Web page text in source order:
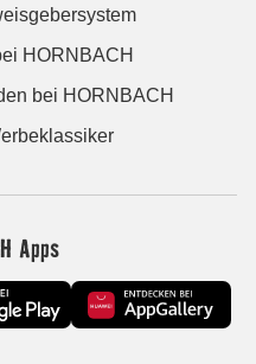
HORNBACH
bei HORNBACH
Apps